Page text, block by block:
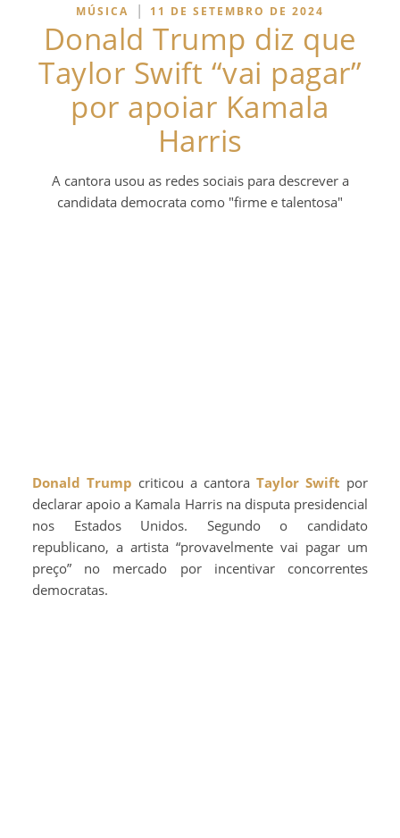
MÚSICA | 11 DE SETEMBRO DE 2024
Donald Trump diz que
Taylor Swift “vai pagar”
por apoiar Kamala
Harris
A cantora usou as redes sociais para descrever a
candidata democrata como "firme e talentosa"
Donald Trump criticou a cantora Taylor Swift por
declarar apoio a Kamala Harris na disputa presidencial
nos Estados Unidos. Segundo o candidato
republicano, a artista “provavelmente vai pagar um
preço” no mercado por incentivar concorrentes
democratas.